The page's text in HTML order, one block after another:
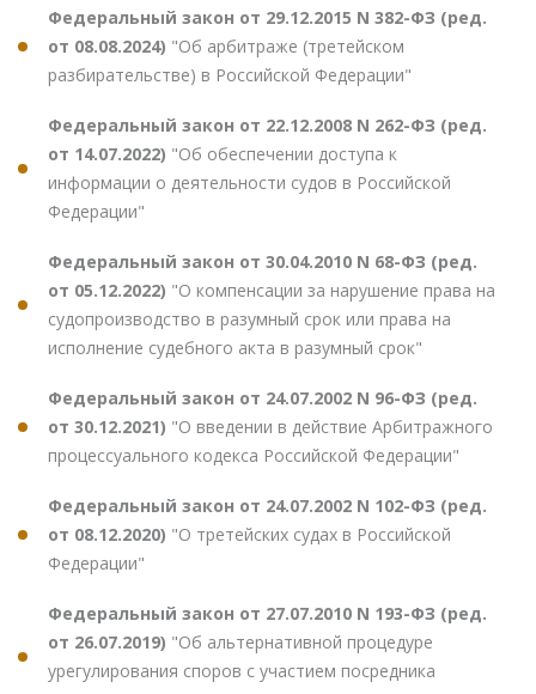
Федеральный закон от 29.12.2015 N 382-ФЗ (ред.
от 08.08.2024) "Об арбитраже (третейском
разбирательстве) в Российской Федерации"
Федеральный закон от 22.12.2008 N 262-ФЗ (ред.
от 14.07.2022) "Об обеспечении доступа к
информации о деятельности судов в Российской
Федерации"
Федеральный закон от 30.04.2010 N 68-ФЗ (ред.
от 05.12.2022) "О компенсации за нарушение права на
судопроизводство в разумный срок или права на
исполнение судебного акта в разумный срок"
Федеральный закон от 24.07.2002 N 96-ФЗ (ред.
от 30.12.2021) "О введении в действие Арбитражного
процессуального кодекса Российской Федерации"
Федеральный закон от 24.07.2002 N 102-ФЗ (ред.
от 08.12.2020) "О третейских судах в Российской
Федерации"
Федеральный закон от 27.07.2010 N 193-ФЗ (ред.
от 26.07.2019) "Об альтернативной процедуре
урегулирования споров с участием посредника